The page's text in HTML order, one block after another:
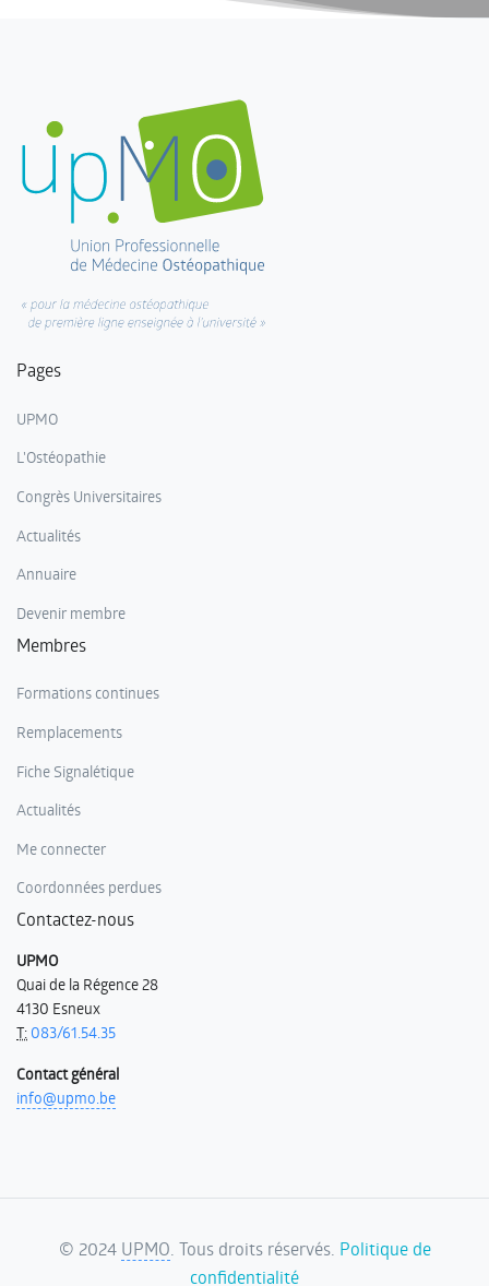
Pages
UPMO
L'Ostéopathie
Congrès Universitaires
Actualités
Annuaire
Devenir membre
Membres
Formations continues
Remplacements
Fiche Signalétique
Actualités
Me connecter
Coordonnées perdues
Contactez-nous
UPMO
Quai de la Régence 28
4130 Esneux
T: 083/61.54.35
Contact général
info@upmo.be
© 2024 UPMO . Tous droits réservés. Politique de
confidentialité